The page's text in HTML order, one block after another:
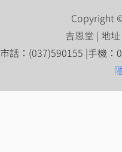
Copyright
吉恩堂 | 地
市話：(037)590155 |手機：